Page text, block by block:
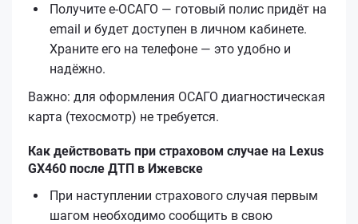
Получите е‑ОСАГО — готовый полис придёт на
email и будет доступен в личном кабинете.
Храните его на телефоне — это удобно и
надёжно.
Важно: для оформления ОСАГО диагностическая
карта (техосмотр) не требуется.
Как действовать при страховом случае на Lexus
GX460 после ДТП в Ижевске
При наступлении страхового случая первым
шагом необходимо сообщить в свою